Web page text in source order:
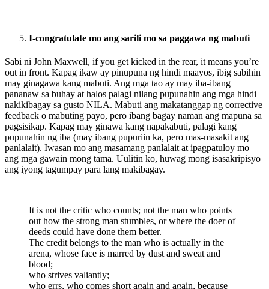
I-congratulate mo ang sarili mo sa paggawa ng mabuti
Sabi ni John Maxwell, if you get kicked in the rear, it means you’re
out in front. Kapag ikaw ay pinupuna ng hindi maayos, ibig sabihin
may ginagawa kang mabuti. Ang mga tao ay may iba-ibang
pananaw sa buhay at halos palagi nilang pupunahin ang mga hindi
nakikibagay sa gusto NILA. Mabuti ang makatanggap ng corrective
feedback o mabuting payo, pero ibang bagay naman ang mapuna sa
pagsisikap. Kapag may ginawa kang napakabuti, palagi kang
pupunahin ng iba (may ibang pupuriin ka, pero mas-masakit ang
panlalait). Iwasan mo ang masamang panlalait at ipagpatuloy mo
ang mga gawain mong tama. Uulitin ko, huwag mong isasakripisyo
ang iyong tagumpay para lang makibagay.
It is not the critic who counts; not the man who points
out how the strong man stumbles, or where the doer of
deeds could have done them better.
The credit belongs to the man who is actually in the
arena, whose face is marred by dust and sweat and
blood;
who strives valiantly;
who errs, who comes short again and again, because